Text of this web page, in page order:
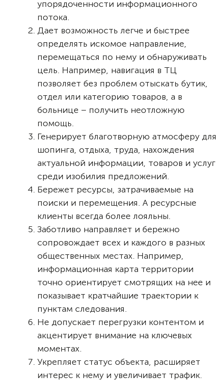
упорядоченности информационного
потока.
Дает возможность легче и быстрее
определять искомое направление,
перемещаться по нему и обнаруживать
цель. Например, навигация в ТЦ
позволяет без проблем отыскать бутик,
отдел или категорию товаров, а в
больнице – получить неотложную
помощь.
Генерирует благотворную атмосферу для
шопинга, отдыха, труда, нахождения
актуальной информации, товаров и услуг
среди изобилия предложений.
Бережет ресурсы, затрачиваемые на
поиски и перемещения. А ресурсные
клиенты всегда более лояльны.
Заботливо направляет и бережно
сопровождает всех и каждого в разных
общественных местах. Например,
информационная карта территории
точно ориентирует смотрящих на нее и
показывает кратчайшие траектории к
пунктам следования.
Не допускает перегрузки контентом и
акцентирует внимание на ключевых
моментах.
Укрепляет статус объекта, расширяет
интерес к нему и увеличивает трафик.